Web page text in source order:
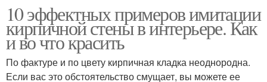
10 эффектных примеров имитации
кирпичной стены в интерьере. Как
и во что красить
По фактуре и по цвету кирпичная кладка неоднородна.
Если вас это обстоятельство смущает, вы можете ее